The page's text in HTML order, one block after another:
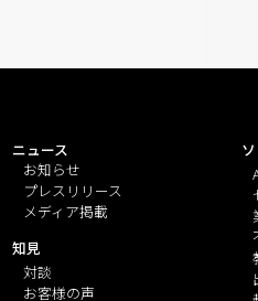
ニュース
お知らせ
プレスリリース
メディア掲載
知見
対談
お客様の声